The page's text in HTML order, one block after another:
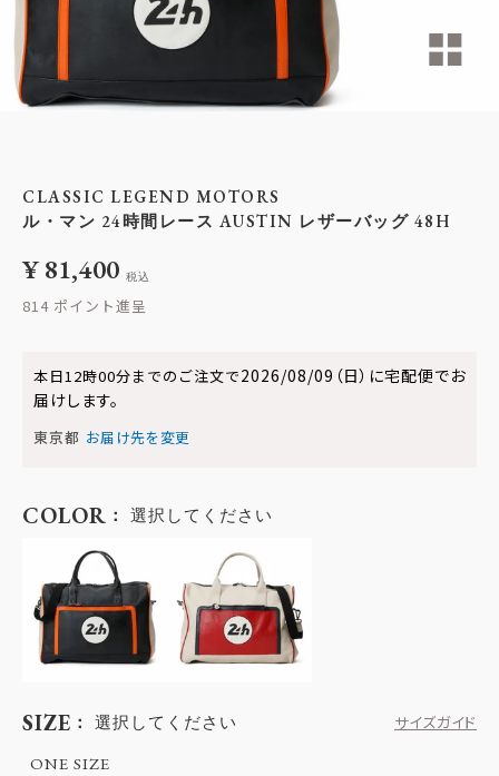
CLASSIC LEGEND MOTORS
ル・マン 24時間レース AUSTIN レザーバッグ 48H
¥81,400 税込
814
本日12時00分までのご注文で2026/08/09（日） に宅配便でお
届けします。
東京都 お届け先を変更
SIZE 選択してください
サイズガイド
ONE SIZE
COLOR 選択してください